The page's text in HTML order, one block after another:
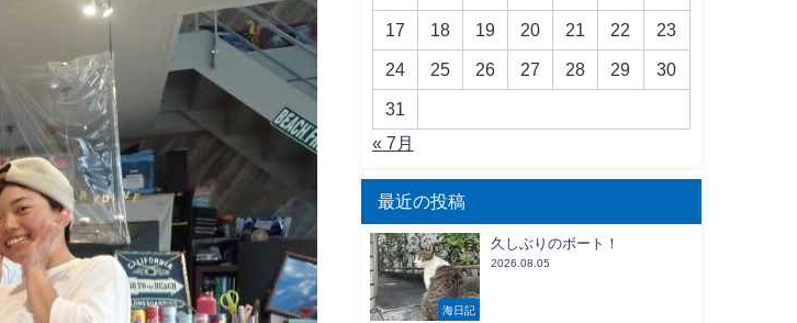
17 18 19 20 21 22 23
24 25 26 27 28 29 30
31
« 7月
最近の投稿
海日記
久しぶりのボート！
2026.08.05